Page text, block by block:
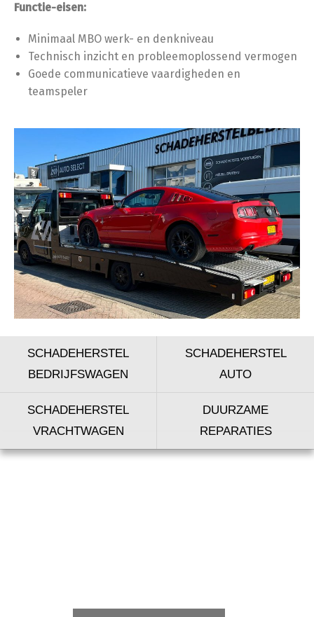
Functie-eisen:
Minimaal MBO werk- en denkniveau
Technisch inzicht en probleemoplossend vermogen
Goede communicatieve vaardigheden en
teamspeler
SCHADEHERSTEL
BEDRIJFSWAGEN
SCHADEHERSTEL
AUTO
SCHADEHERSTEL
VRACHTWAGEN
DUURZAME
REPARATIES